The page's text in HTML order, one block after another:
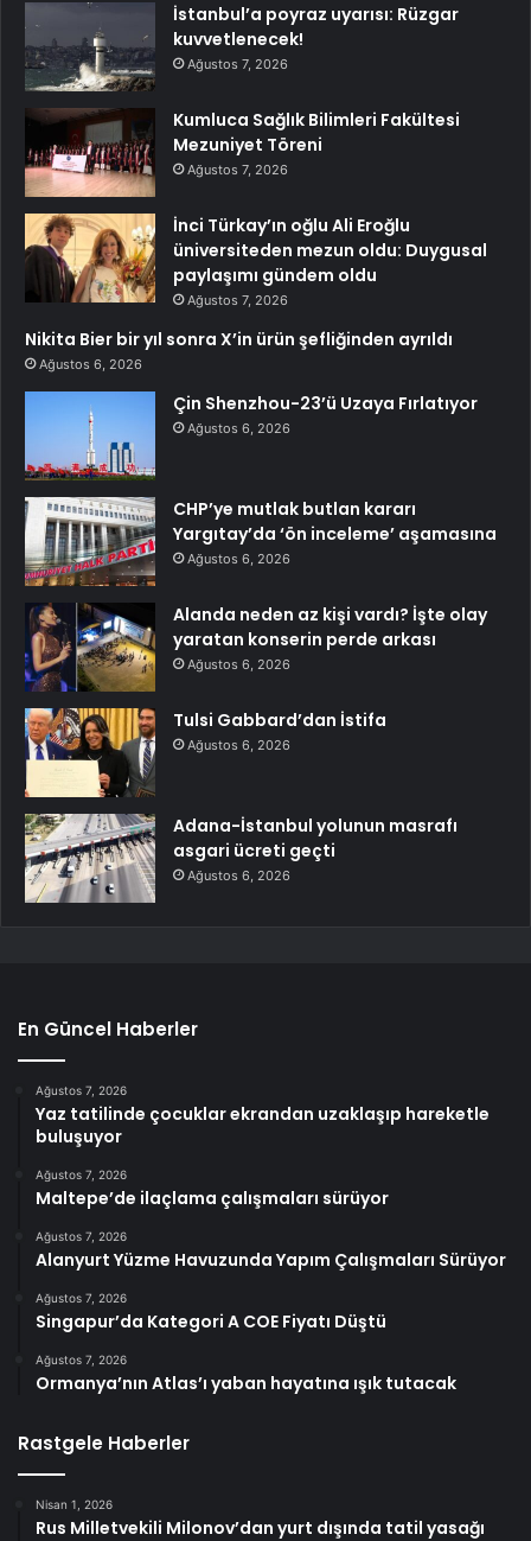
İstanbul’a poyraz uyarısı: Rüzgar
kuvvetlenecek!
Ağustos 7, 2026
Kumluca Sağlık Bilimleri Fakültesi
Mezuniyet Töreni
Ağustos 7, 2026
İnci Türkay’ın oğlu Ali Eroğlu
üniversiteden mezun oldu: Duygusal
paylaşımı gündem oldu
Ağustos 7, 2026
Nikita Bier bir yıl sonra X’in ürün şefliğinden ayrıldı
Ağustos 6, 2026
Çin Shenzhou-23’ü Uzaya Fırlatıyor
Ağustos 6, 2026
CHP’ye mutlak butlan kararı
Yargıtay’da ‘ön inceleme’ aşamasına
Ağustos 6, 2026
Alanda neden az kişi vardı? İşte olay
yaratan konserin perde arkası
Ağustos 6, 2026
Tulsi Gabbard’dan İstifa
Ağustos 6, 2026
Adana-İstanbul yolunun masrafı
asgari ücreti geçti
Ağustos 6, 2026
En Güncel Haberler
Ağustos 7, 2026
Yaz tatilinde çocuklar ekrandan uzaklaşıp hareketle
buluşuyor
Ağustos 7, 2026
Maltepe’de ilaçlama çalışmaları sürüyor
Ağustos 7, 2026
Alanyurt Yüzme Havuzunda Yapım Çalışmaları Sürüyor
Ağustos 7, 2026
Singapur’da Kategori A COE Fiyatı Düştü
Ağustos 7, 2026
Ormanya’nın Atlas’ı yaban hayatına ışık tutacak
Rastgele Haberler
Nisan 1, 2026
Rus Milletvekili Milonov’dan yurt dışında tatil yasağı